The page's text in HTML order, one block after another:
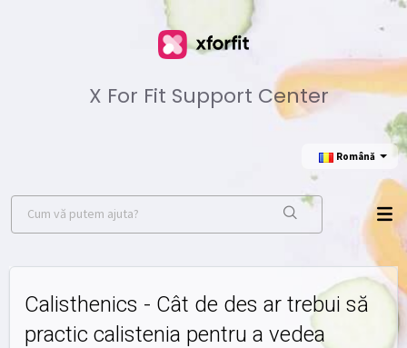
X For Fit Support Center
Română
Calisthenics - Cât de des ar trebui să
practic calistenia pentru a vedea